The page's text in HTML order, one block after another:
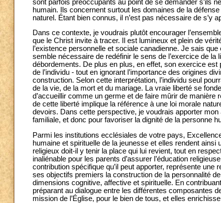
sont parfois préoccupants au point de se demander s’ils
humain. Ils concernent surtout les domaines de la
naturel. Étant bien connus, il n’est pas nécessaire de s’y
Dans ce contexte, je voudrais plutôt encourager
que le Christ invite à tracer. Il est lumineux et plein de
l’existence personnelle et sociale canadienne. Je sais
semble nécessaire de redéfinir le sens de l’exercice de
débordements. De plus en plus, en effet, son exercice
de l’individu - tout en ignorant l’importance des origines
construction. Selon cette interprétation, l’individu seul
de la vie, de la mort et du mariage. La vraie liberté se
d’accueillir comme un germe et de faire mûrir de
de cette liberté implique la référence à une loi morale
devoirs. Dans cette perspective, je voudrais apporter
familiale, et donc pour favoriser la dignité de la personne
Parmi les institutions ecclésiales de votre pays,
humaine et spirituelle de la jeunesse et elles rendent
religieux doit-il y tenir la place qui lui revient, tout en
inaliénable pour les parents d’assurer l’éducation
contribution spécifique qu’il peut apporter, représente
ses objectifs premiers la construction de la personnalité
dimensions cognitive, affective et spirituelle. En
préparant au dialogue entre les différentes composantes
mission de l’Église, pour le bien de tous, et elles